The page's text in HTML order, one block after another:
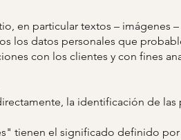
en particular textos – imágenes –
los datos personales que
con los clientes y con fines
la identificación de las
tienen el significado definido